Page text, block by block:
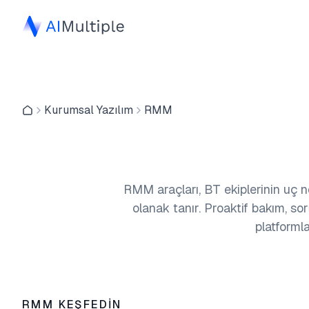
Kurumsal Yazılım RMM
RMM araçları, BT ekiplerinin uç
olanak tanır. Proaktif bakım,
RMM KEŞFEDIN